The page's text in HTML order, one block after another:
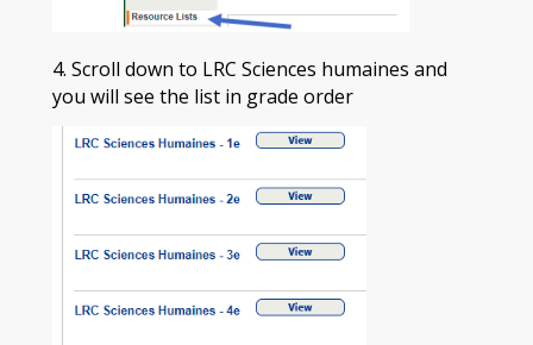
4. Scroll down to LRC Sciences humaines and
you will see the list in grade order